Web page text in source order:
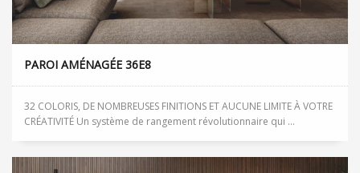
PAROI AMÉNAGÉE 36E8
32 COLORIS, DE NOMBREUSES FINITIONS ET AUCUNE LIMITE À VOTRE
CRÉATIVITÉ Un système de rangement révolutionnaire qui ...